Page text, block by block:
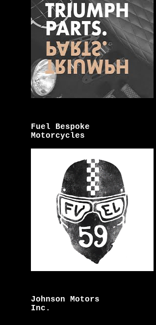
Fuel Bespoke
Motorcycles
Johnson Motors
Inc.